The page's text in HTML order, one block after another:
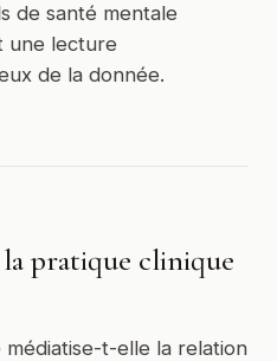
de santé mentale
une lecture
de la donnée.
pratique clinique
t-elle la relation